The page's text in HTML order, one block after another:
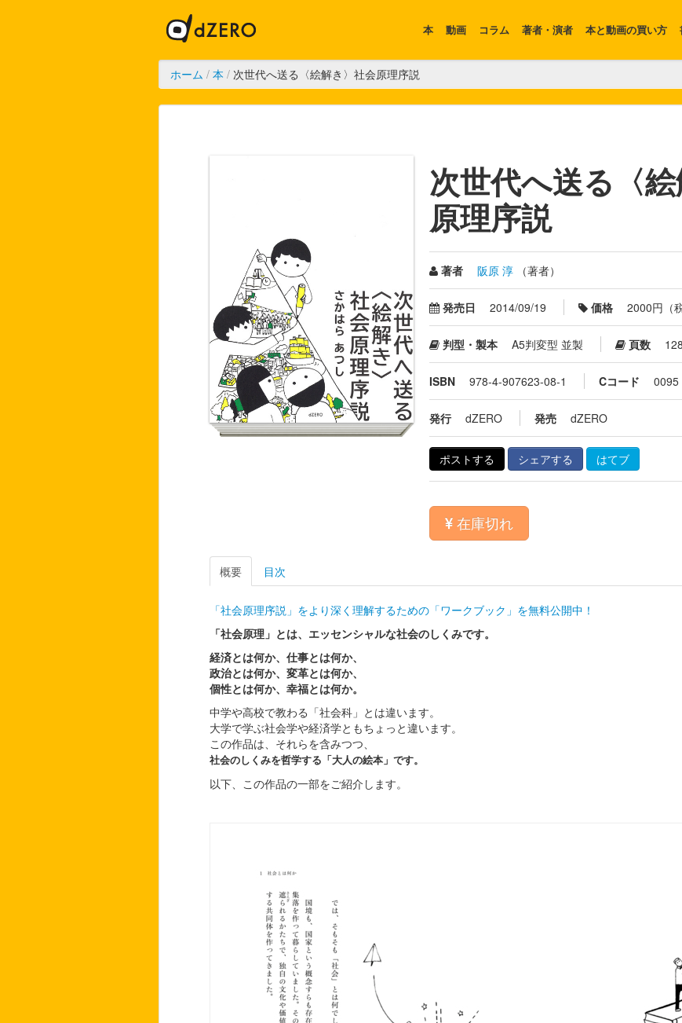
本 動画 コラム 著者・演者 本と動画の買い方
ホーム / 本 / 次世代へ送る〈絵解き〉社会原理序説
次世代へ送る〈
原理序説
著者 阪原 淳（著者）
発売日 2014/09/19 価格 2000円（
判型・製本 A5判変型 並製 頁数 128
ISBN 978-4-907623-08-1 Cコード 0095
発行 dZERO 発売 dZERO
ポストする シェアする はてブ
在庫切れ
概要 目次
「社会原理序説」をより深く理解するための「ワークブック」を無料公開中！
「社会原理」とは、エッセンシャルな社会のしくみです。
経済とは何か、仕事とは何か、
政治とは何か、変革とは何か、
個性とは何か、幸福とは何か。
中学や高校で教わる「社会科」とは違います。
大学で学ぶ社会学や経済学ともちょっと違います。
この作品は、それらを含みつつ、
社会のしくみを哲学する「大人の絵本」です。
以下、この作品の一部をご紹介します。